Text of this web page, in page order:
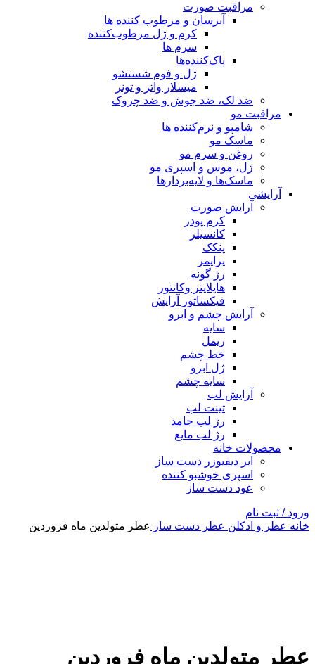
مراقبت صورت
آبرسان و مرطوب کننده ها
کرم و ژل مرطوب‌کننده
سرم ها
پاک‌کننده‌ها
ژل و فوم شستشو
میسلار واتر و تونر
ضد لک، ضد جوش و ضد چروک
مراقبت مو
شامپو و نرم‌کننده ها
ماسک مو
روغن و سرم مو
ژل، موس و اسپری مو
ماسک‌ها و لایه‌بردارها
آرایشی
آرایش صورت
کرم پودر
کانسیلر
پنکک
پرایمر
رژ گونه
هایلایتر وکانتور
فیکساتور آرایش
آرایش چشم و ابرو
سایه
ریمل
خط چشم
ژل ابرو
سایه چشم
آرایش لب
تینت لب
رژ لب جامد
رژ لب مایع
محصولات خانه
ایر دیفیوزر دست ساز
اسپری خوشبو کننده
عود دست ساز
ورود / ثبت نام
خانه عطر و ادکلن عطر دست ساز عطر متولدین ماه فروردین
عطر متولدین ماه فروردین